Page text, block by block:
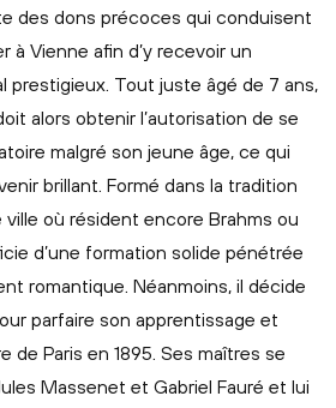
des dons précoces qui conduisent
à Vienne afin d’y recevoir un
prestigieux. Tout juste âgé de 7 ans,
alors obtenir l’autorisation de se
malgré son jeune âge, ce qui
brillant. Formé dans la tradition
ville où résident encore Brahms ou
d’une formation solide pénétrée
romantique. Néanmoins, il décide
parfaire son apprentissage et
de Paris en 1895. Ses maîtres se
Massenet et Gabriel Fauré et lui